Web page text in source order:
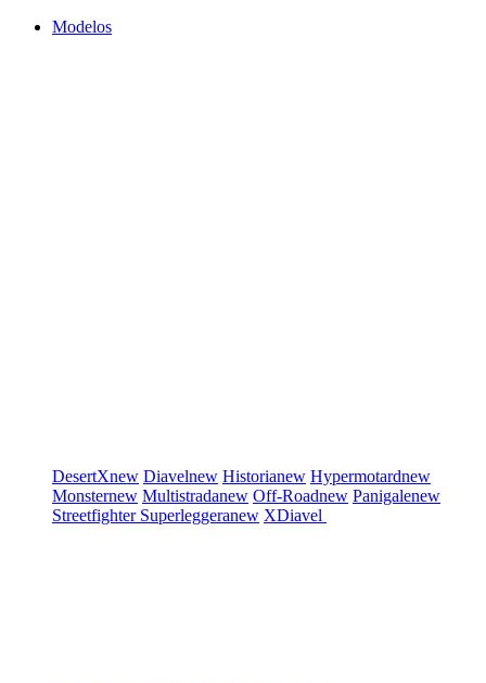
Modelos
DesertXnew Diavelnew Historianew Hypermotardnew
Monsternew Multistradanew Off-Roadnew Panigalenew
Streetfighter Superleggeranew XDiavel